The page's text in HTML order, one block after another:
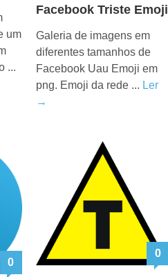
um
...
Facebook Triste Emoji
Galeria de imagens em
diferentes tamanhos de
Facebook Uau Emoji em
png. Emoji da rede ... Ler
→
0
0